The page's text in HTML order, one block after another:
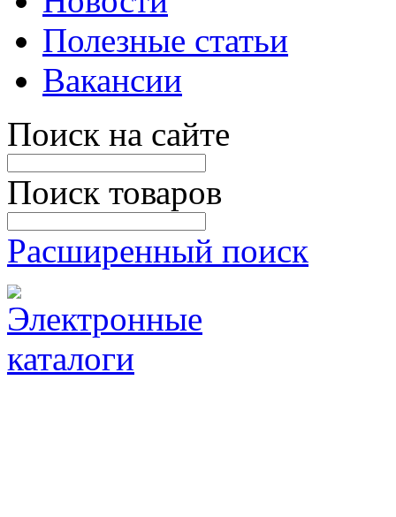
Полезные статьи
Вакансии
Поиск на сайте
Поиск товаров
Расширенный поиск